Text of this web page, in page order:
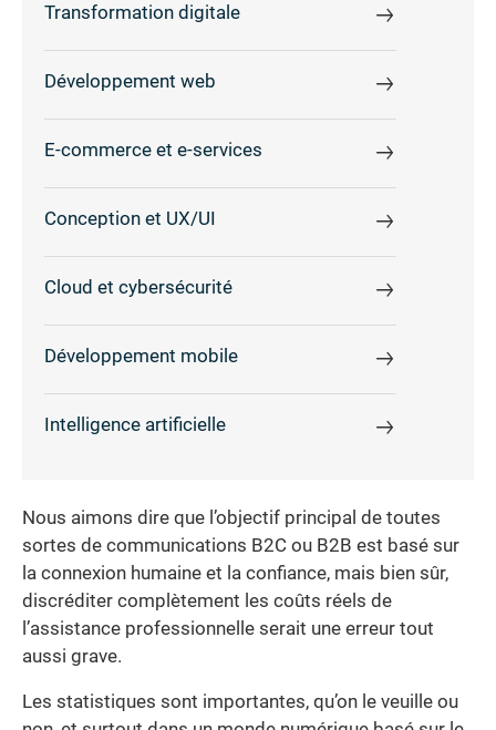
Transformation digitale
Développement web
E-commerce et e-services
Conception et UX/UI
Cloud et cybersécurité
Développement mobile
Intelligence artificielle
Nous aimons dire que l’objectif principal de toutes
sortes de communications B2C ou B2B est basé sur
la connexion humaine et la confiance, mais bien sûr,
discréditer complètement les coûts réels de
l’assistance professionnelle serait une erreur tout
aussi grave.
Les statistiques sont importantes, qu’on le veuille ou